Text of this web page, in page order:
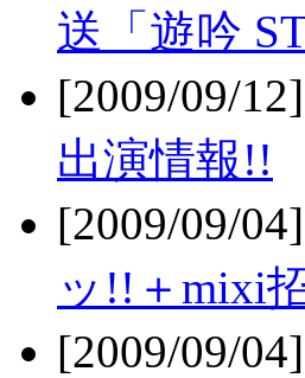
送「遊吟
[2009/09/
出演情報!!
[2009/09/
ッ!!＋mixi
[2009/09/